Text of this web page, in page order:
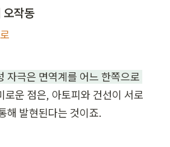
작동
로운 점은, 아토피와 건선이 서로
해 발현된다는 것이죠.